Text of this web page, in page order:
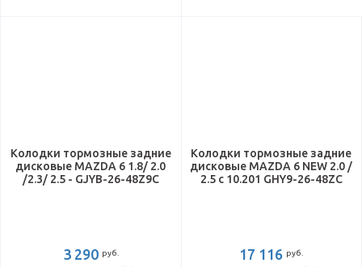
Колодки тормозные задние
дисковые MAZDA 6 1.8/ 2.0
/2.3/ 2.5 - GJYB-26-48Z9C
3 290 руб.
Колодки тормозные задние
дисковые MAZDA 6 NEW 2.0 /
2.5 с 10.201 GHY9-26-48ZC
17 116 руб.